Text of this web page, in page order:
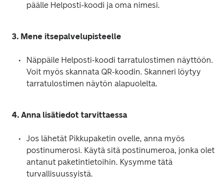
päälle Helposti-koodi ja oma nimesi.
3. Mene itsepalvelupisteelle
Näppäile Helposti-koodi tarratulostimen näyttöön.
Voit myös skannata QR-koodin. Skanneri löytyy
tarratulostimen näytön alapuolelta.
4. Anna lisätiedot tarvittaessa
Jos lähetät Pikkupaketin ovelle, anna myös
postinumerosi. Käytä sitä postinumeroa, jonka olet
antanut paketintietoihin. Kysymme tätä
turvallisuussyistä.